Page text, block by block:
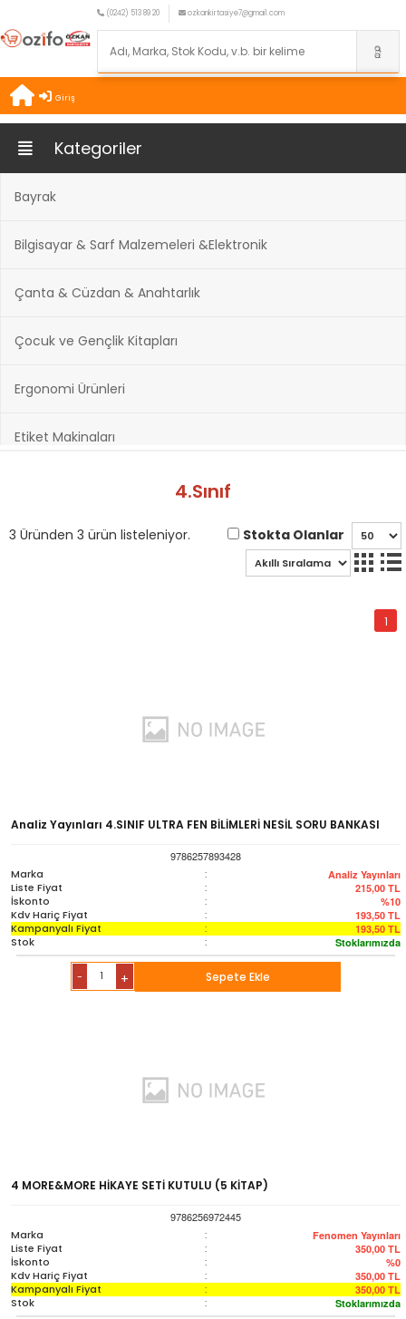
(0242) 513 89 20 ozkankirtasiye7@gmail.com
Giriş
Kategoriler
Bayrak
Bilgisayar & Sarf Malzemeleri &Elektronik
Çanta & Cüzdan & Anahtarlık
Çocuk ve Gençlik Kitapları
Ergonomi Ürünleri
Etiket Makinaları
Hobi ve Sanatsal Malzemeler
Oyuncak & Spor Gereçleri
Sözlük-Atlas
Yardımcı Kaynak Kitaplar
Ambalaj Ürünleri
4.Sınıf
3 Üründen 3 ürün listeleniyor. Stokta Olanlar
1
Analiz Yayınları 4.SINIF ULTRA FEN BİLİMLERİ NESİL SORU BANKASI
9786257893428
Marka
: Analiz Yayınları
Liste Fiyat : 215,00 TL
İskonto : %10
Kdv Hariç Fiyat : 193,50 TL
Kampanyalı Fiyat : 193,50 TL
Stok : Stoklarımızda
- + Sepete Ekle
4 MORE&MORE HİKAYE SETİ KUTULU (5 KİTAP)
9786256972445
Marka
: Fenomen Yayınları
Liste Fiyat : 350,00 TL
İskonto : %0
Kdv Hariç Fiyat : 350,00 TL
Kampanyalı Fiyat : 350,00 TL
Stok : Stoklarımızda